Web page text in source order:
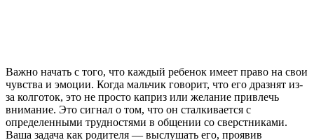
Важно начать с того, что каждый ребенок имеет право на свои
чувства и эмоции. Когда мальчик говорит, что его дразнят из-
за колготок, это не просто каприз или желание привлечь
внимание. Это сигнал о том, что он сталкивается с
определенными трудностями в общении со сверстниками.
Ваша задача как родителя — выслушать его, проявив